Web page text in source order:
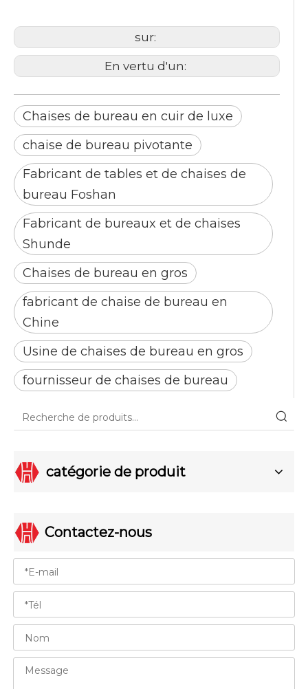
sur:
En vertu d'un:
Chaises de bureau en cuir de luxe
chaise de bureau pivotante
Fabricant de tables et de chaises de
bureau Foshan
Fabricant de bureaux et de chaises
Shunde
Chaises de bureau en gros
fabricant de chaise de bureau en
Chine
Usine de chaises de bureau en gros
fournisseur de chaises de bureau
catégorie de produit
Contactez-nous